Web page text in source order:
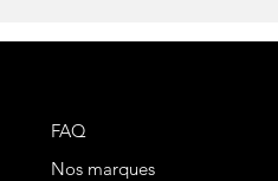
FAQ
Nos marques